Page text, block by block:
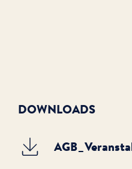
DOWNLOADS